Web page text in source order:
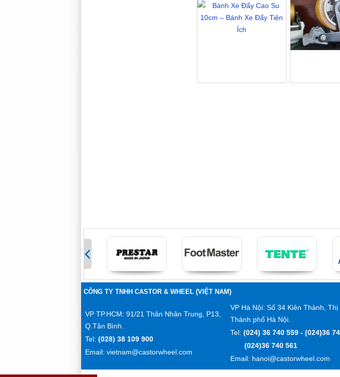
CÔNG TY TNHH CASTOR & WHEEL (VIỆT NAM)
VP TP.HCM: 91/21 Thân Nhân Trung, P13,
Q.Tân Bình.
Tel: (028) 38 109 900
Email: vietnam@castorwheel.com
VP Hà Nội: Số 34 Kiên Thành,
Thành phố Hà Nội.
Tel: (024) 36 740 559 - (024)36
(024)36 740 561
Email: hanoi@castorwheel.com